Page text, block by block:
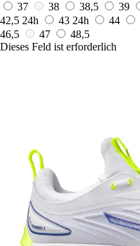
37
38 38,5 39
42,5 24h 43 24h 44
46,5
47
48,5
Dieses Feld ist erforderlich